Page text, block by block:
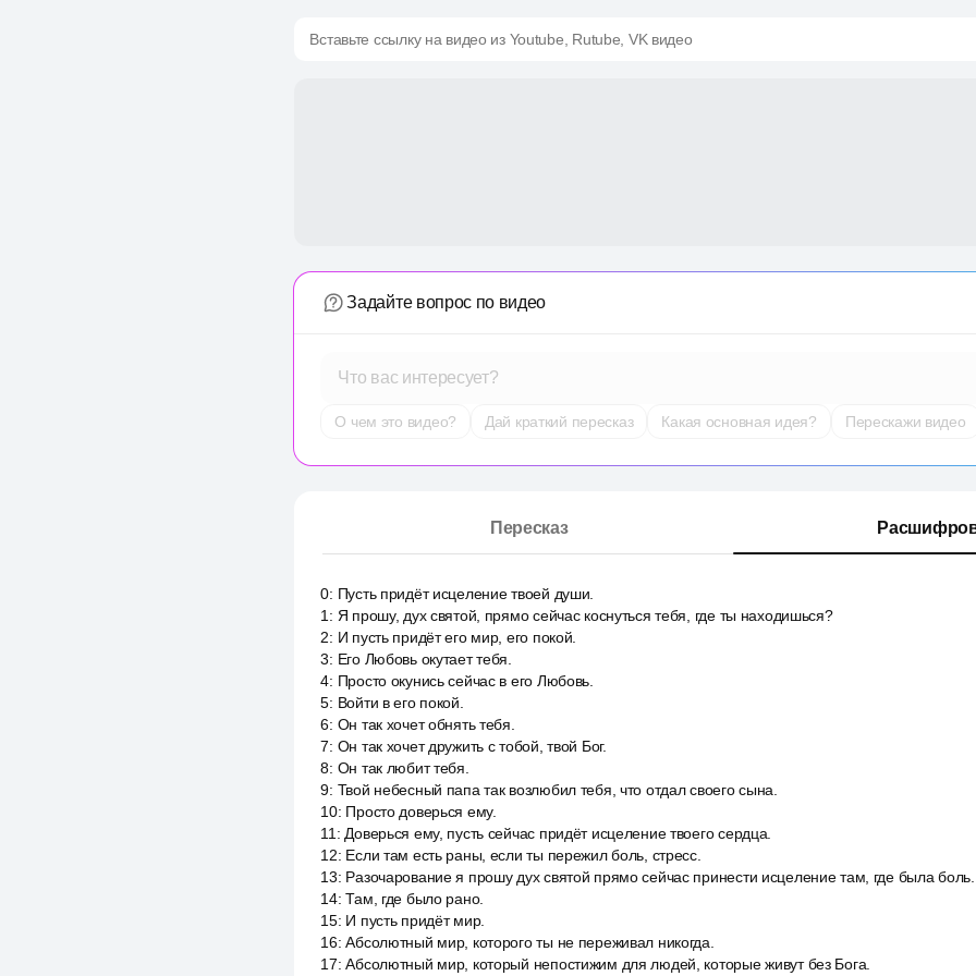
Вставьте ссылку на видео из Youtube, Rutube, VK видео
Задайте вопрос по видео
Что вас интересует?
О чем это видео? Дай краткий пересказ Какая основная идея? Перескажи видео
Пересказ
0: Пусть придёт исцеление твоей души.
1 : Я прошу, дух святой, прямо сейчас коснуться тебя, где ты находишься?
2: И пусть придёт его мир, его покой.
3: Его Любовь окутает тебя.
4: Просто окунись сейчас в его Любовь.
5: Войти в его покой.
6: Он так хочет обнять тебя.
7: Он так хочет дружить с тобой, твой Бог.
8: Он так любит тебя.
9: Твой небесный папа так возлюбил тебя, что отдал своего сына.
10: Просто доверься ему.
11 : Доверься ему, пусть сейчас придёт исцеление твоего сердца.
12: Если там есть раны, если ты пережил боль, стресс.
13: Разочарование я прошу дух святой прямо сейчас принести исцеление там, где была боль.
14:Там, где было рано.
15: И пусть придёт мир.
16:Абсолютный мир, которого ты не переживал никогда.
17:Абсолютный мир, который непостижим для людей, которые живут без Бога.